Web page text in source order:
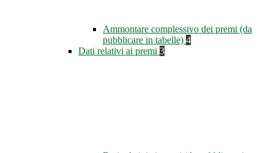
Ammontare complessivo dei premi (da
pubblicare in tabelle) 4
Dati relativi ai premi 3